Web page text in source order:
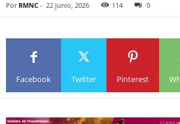
Por RMNC - 22 junio, 2026 114 0
Facebook Twitter Pinterest